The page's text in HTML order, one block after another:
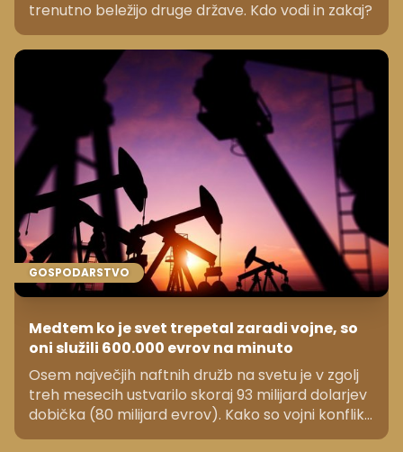
trenutno beležijo druge države. Kdo vodi in zakaj?
GOSPODARSTVO
Medtem ko je svet trepetal zaradi vojne, so
oni služili 600.000 evrov na minuto
Osem največjih naftnih družb na svetu je v zgolj
treh mesecih ustvarilo skoraj 93 milijard dolarjev
dobička (80 milijard evrov). Kako so vojni konflikti
in rast cen nafte napolnili njihove blagajne?